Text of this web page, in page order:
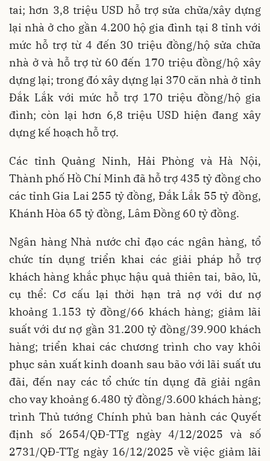
tai; hơn 3,8 triệu USD hỗ trợ sửa chữa/xây dựng
lại nhà ở cho gần 4.200 hộ gia đình tại 8 tỉnh với
mức hỗ trợ từ 4 đến 30 triệu đồng/hộ sửa chữa
nhà ở và hỗ trợ từ 60 đến 170 triệu đồng/hộ xây
dựng lại; trong đó xây dựng lại 370 căn nhà ở tỉnh
Đắk Lắk với mức hỗ trợ 170 triệu đồng/hộ gia
đình; còn lại hơn 6,8 triệu USD hiện đang xây
dựng kế hoạch hỗ trợ.
Các tỉnh Quảng Ninh, Hải Phòng và Hà Nội,
Thành phố Hồ Chí Minh đã hỗ trợ 435 tỷ đồng cho
các tỉnh Gia Lai 255 tỷ đồng, Đắk Lắk 55 tỷ đồng,
Khánh Hòa 65 tỷ đồng, Lâm Đồng 60 tỷ đồng.
Ngân hàng Nhà nước chỉ đạo các ngân hàng, tổ
chức tín dụng triển khai các giải pháp hỗ trợ
khách hàng khắc phục hậu quả thiên tai, bão, lũ,
cụ thể: Cơ cấu lại thời hạn trả nợ với dư nợ
khoảng 1.153 tỷ đồng/66 khách hàng; giảm lãi
suất với dư nợ gần 31.200 tỷ đồng/39.900 khách
hàng; triển khai các chương trình cho vay khôi
phục sản xuất kinh doanh sau bão với lãi suất ưu
đãi, đến nay các tổ chức tín dụng đã giải ngân
cho vay khoảng 6.480 tỷ đồng/3.600 khách hàng;
trình Thủ tướng Chính phủ ban hành các Quyết
định số 2654/QĐ-TTg ngày 4/12/2025 và số
2731/QĐ-TTg ngày 16/12/2025 về việc giảm lãi